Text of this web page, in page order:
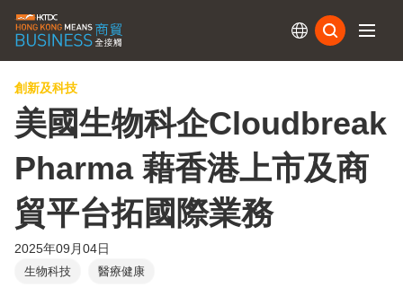
創新及科技
美國生物科企Cloudbreak
Pharma 藉香港上市及商
貿平台拓國際業務
2025年09月04日
生物科技 醫療健康